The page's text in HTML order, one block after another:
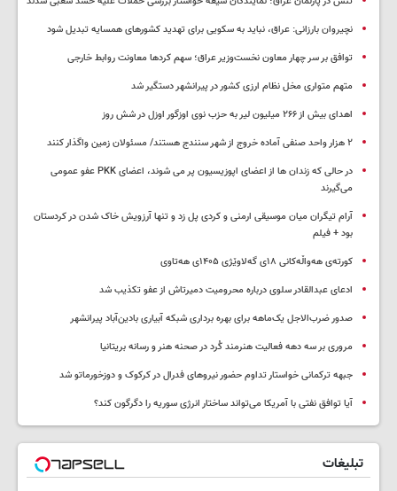
نچیروان بارزانی: عراق، نباید به سکویی برای تهدید کشورهای همسایه تبدیل شود
توافق بر سر چهار معاون نخست‌وزیر عراق؛ سهم کردها معاونت روابط خارجی
متهم متواری مخل نظام ارزی کشور در پیرانشهر دستگیر شد
اهدای بیش از ۲۶۶ میلیون لیر به حزب نوی اوزگور اوزل در شش روز
۲ هزار واحد صنفی آماده خروج از شهر سنندج هستند/ مسئولان زمین واگذار کنند
در حالی که زندان ها از اعضای اپوزیسیون پر می شوند، اعضای PKK عفو عمومی
می‌گیرند
آرام تیگران میان موسیقی ارمنی و کردی پل زد و تنها آرزویش خاک شدن در کردستان
بود + فیلم
کورتەی هەواڵەکانی ۱۸ی گەلاوێژی ۱۴۰۵ی هەتاوی
ادعای عبدالقادر سلوی درباره محرومیت دمیرتاش از عفو تکذیب شد
صدور ضرب‌الاجل یک‌ماهه برای بهره برداری شبکه آبیاری بادین‌آباد پیرانشهر
مروری بر سه دهه فعالیت هنرمند کُرد در صحنه هنر و رسانه بریتانیا
جبهه ترکمانی خواستار تداوم حضور نیروهای فدرال در کرکوک و دوزخورماتو شد
آیا توافق نفتی با آمریکا می‌تواند ساختار انرژی سوریه را دگرگون کند؟
تبلیغات